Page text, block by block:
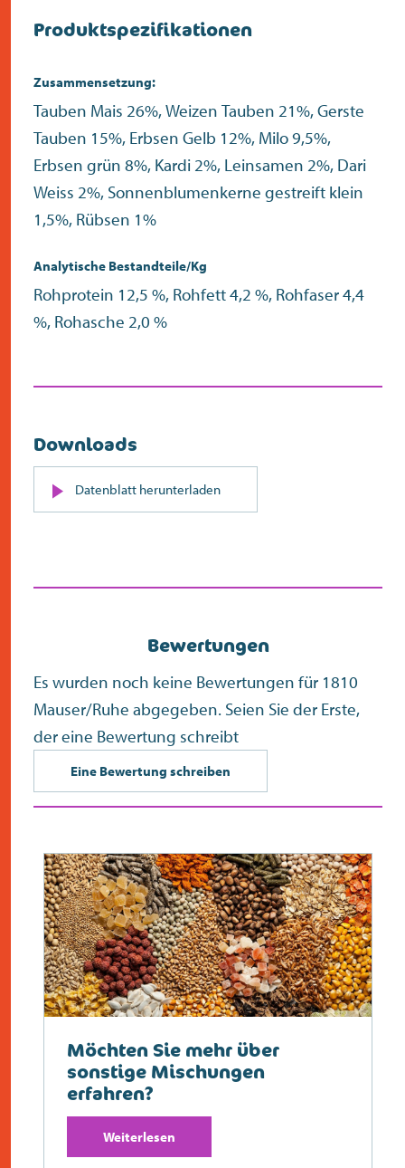
Produktspezifikationen
Zusammensetzung:
Tauben Mais 26%, Weizen Tauben 21%, Gerste
Tauben 15%, Erbsen Gelb 12%, Milo 9,5%,
Erbsen grün 8%, Kardi 2%, Leinsamen 2%, Dari
Weiss 2%, Sonnenblumenkerne gestreift klein
1,5%, Rübsen 1%
Analytische Bestandteile/Kg
Rohprotein 12,5 %, Rohfett 4,2 %, Rohfaser 4,4
%, Rohasche 2,0 %
Downloads
Datenblatt herunterladenPDF
(öffnet
Bewertungen
Es wurden noch keine Bewertungen für 1810
Mauser/Ruhe abgegeben. Seien Sie der Erste,
der eine Bewertung schreibt
Eine Bewertung schreiben
Möchten Sie mehr über
sonstige Mischungen
erfahren?
Weiterlesen